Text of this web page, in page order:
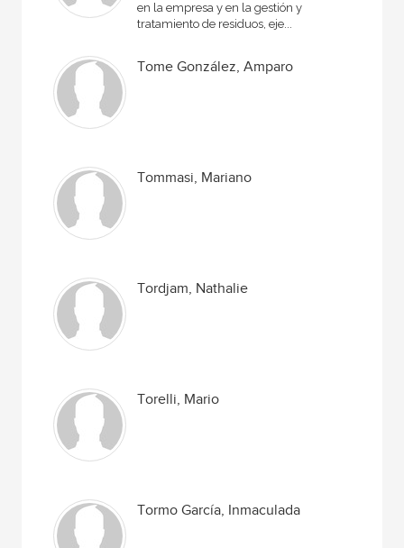
en la empresa y en la gestión y
tratamiento de residuos, eje...
Tome González, Amparo
Tommasi, Mariano
Tordjam, Nathalie
Torelli, Mario
Tormo García, Inmaculada